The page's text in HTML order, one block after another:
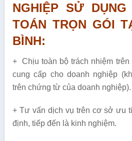
NGHIỆP SỬ
TOÁN TRỌN GÓI
BÌNH:
+ Chịu toàn bộ trách nhiệm trên
cung cấp cho doanh nghiệp
trên chứng từ của doanh nghiệp).
+ Tư vấn dịch vụ trên cơ sở ưu
định, tiếp đến là kinh nghiệm.